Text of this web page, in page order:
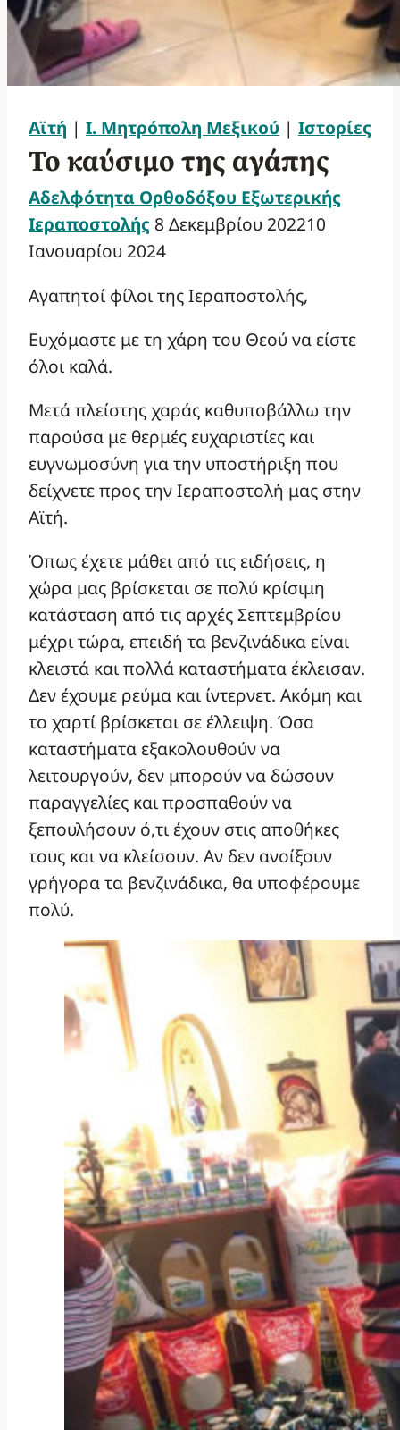
Αϊτή | Ι. Μητρόπολη Μεξικού | Ιστορίες
Το καύσιμο της αγάπης
Αδελφότητα Ορθοδόξου Εξωτερικής
Ιεραποστολής 8 Δεκεμβρίου 202210
Ιανουαρίου 2024
Αγαπητοί φίλοι της Ιεραποστολής,
Ευχόμαστε με τη χάρη του Θεού να είστε
όλοι καλά.
Μετά πλείστης χαράς καθυποβάλλω την
παρούσα με θερμές ευχαριστίες και
ευγνωμοσύνη για την υποστήριξη που
δείχνετε προς την Ιεραποστολή μας στην
Αϊτή.
Όπως έχετε μάθει από τις ειδήσεις, η
χώρα μας βρίσκεται σε πολύ κρίσιμη
κατάσταση από τις αρχές Σεπτεμβρίου
μέχρι τώρα, επειδή τα βενζινάδικα είναι
κλειστά και πολλά καταστήματα έκλεισαν.
Δεν έχουμε ρεύμα και ίντερνετ. Ακόμη και
το χαρτί βρίσκεται σε έλλειψη. Όσα
καταστήματα εξακολουθούν να
λειτουργούν, δεν μπορούν να δώσουν
παραγγελίες και προσπαθούν να
ξεπουλήσουν ό,τι έχουν στις αποθήκες
τους και να κλείσουν. Αν δεν ανοίξουν
γρήγορα τα βενζινάδικα, θα υποφέρουμε
πολύ.